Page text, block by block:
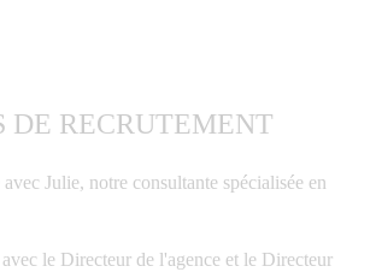
DE RECRUTEMENT
Julie, notre consultante spécialisée en
le Directeur de l'agence et le Directeur